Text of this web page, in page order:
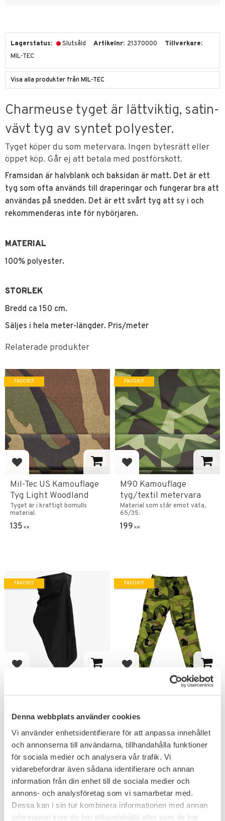
Denna webbplats använder cookies
Vi använder enhetsidentifierare för att anpassa innehållet
och annonserna till användarna, tillhandahålla funktioner
för sociala medier och analysera vår trafik. Vi
vidarebefordrar även sådana identifierare och annan
information från din enhet till de sociala medier och
annons- och analysföretag som vi samarbetar med.
Dessa kan i sin tur kombinera informationen med annan
information som du har tillhandahållit eller som de har
Lagerstatus Slutsåld Artikelnr 21370000
Tillverkare
MIL-TEC
Visa alla produkter från MIL-TEC
Charmeuse tyget är lättviktig, satin-
vävt tyg av syntet polyester.
Tyget köper du som metervara. Ingen bytesrätt eller
öppet köp. Går ej att betala med postförskott.
Framsidan är halvblank och baksidan är matt. Det är ett
tyg som ofta används till draperingar och fungerar bra att
användas på snedden. Det är ett svårt tyg att sy i och
rekommenderas inte för nybörjaren.
MATERIAL
100% polyester.
STORLEK
Bredd ca 150 cm.
Säljes i hela meter-längder. Pris/meter
Relaterade produkter
Lägg till i favoriter
Mil-Tec US Kamouflage
Tyg Light Woodland
Tyget är i kraftigt bomulls
material.
135 KR
FAVORIT
Lägg till i favoriter
M90 Kamouflage
tyg/textil metervara
Material som står emot väta,
65/35.
199 KR
FAVORIT
Lägg till i favoriter
Triangel form
99
FAVORIT
Lägg till i favoriter
BDU Byxa M90 Camo
Förstärkt bakparti och
399
FAVORIT
FAVORIT